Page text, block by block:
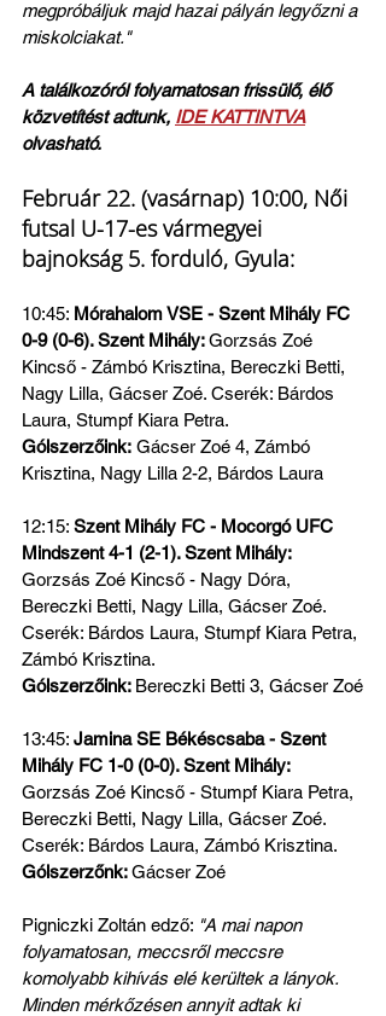
megpróbáljuk majd hazai pályán legyőzni a
miskolciakat."
A találkozóról folyamatosan frissülő, élő
közvetítést adtunk, IDE KATTINTVA
olvasható.
Február 22. (vasárnap) 10:00, Női
futsal U-17-es vármegyei
bajnokság 5. forduló, Gyula:
10:45: Mórahalom VSE - Szent Mihály FC
0-9 (0-6). Szent Mihály: Gorzsás Zoé
Kincső - Zámbó Krisztina, Bereczki Betti,
Nagy Lilla, Gácser Zoé. Cserék: Bárdos
Laura, Stumpf Kiara Petra.
Gólszerzőink: Gácser Zoé 4, Zámbó
Krisztina, Nagy Lilla 2-2, Bárdos Laura
12:15: Szent Mihály FC - Mocorgó UFC
Mindszent 4-1 (2-1). Szent Mihály:
Gorzsás Zoé Kincső - Nagy Dóra,
Bereczki Betti, Nagy Lilla, Gácser Zoé.
Cserék: Bárdos Laura, Stumpf Kiara Petra,
Zámbó Krisztina.
Gólszerzőink: Bereczki Betti 3, Gácser Zoé
13:45: Jamina SE Békéscsaba - Szent
Mihály FC 1-0 (0-0). Szent Mihály:
Gorzsás Zoé Kincső - Stumpf Kiara Petra,
Bereczki Betti, Nagy Lilla, Gácser Zoé.
Cserék: Bárdos Laura, Zámbó Krisztina.
Gólszerzőnk: Gácser Zoé
Pigniczki Zoltán edző: "A mai napon
folyamatosan, meccsről meccsre
komolyabb kihívás elé kerültek a lányok.
Minden mérkőzésen annyit adtak ki